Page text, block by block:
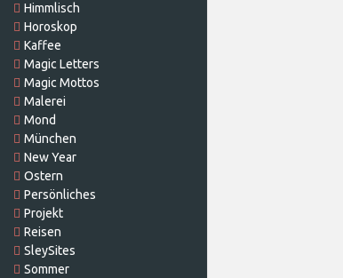
Himmlisch
Horoskop
Kaffee
Magic Letters
Magic Mottos
Malerei
Mond
München
New Year
Ostern
Persönliches
Projekt
Reisen
SleySites
Sommer